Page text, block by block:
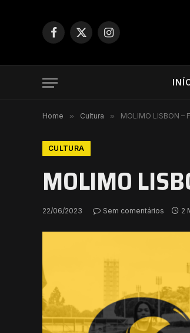
Facebook
X
Instagram
Home » Cultura » MOLIMO LISBON –
CULTURA
MOLIMO
22/06/2023 Sem comentários 2